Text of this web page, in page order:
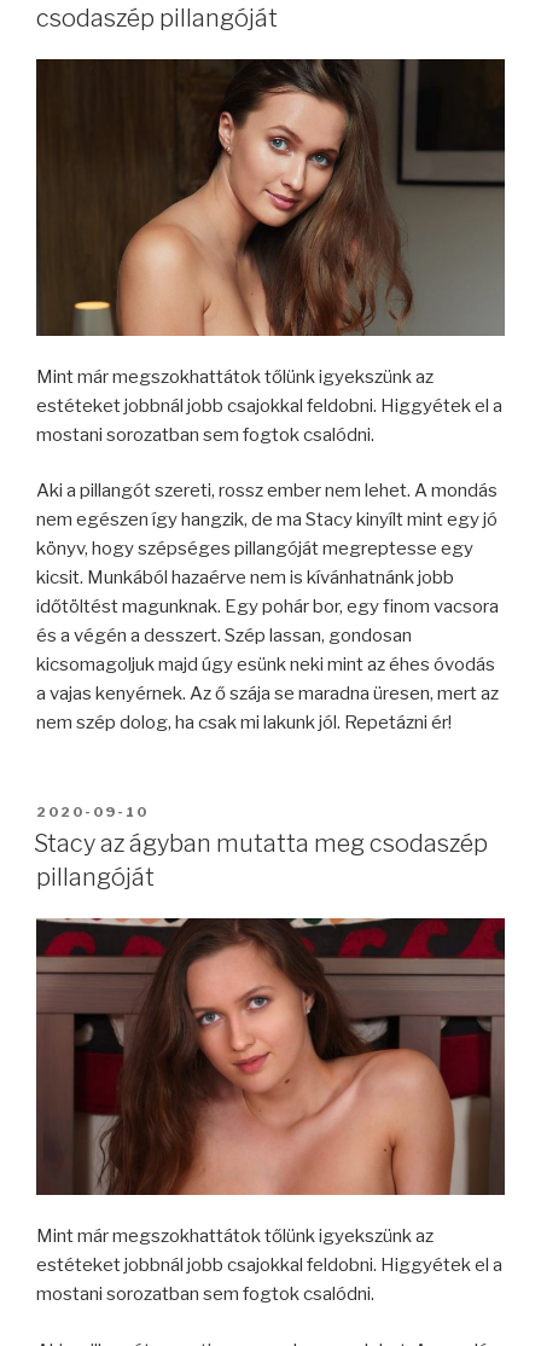
csodaszép pillangóját
Mint már megszokhattátok tőlünk igyekszünk az
estéteket jobbnál jobb csajokkal feldobni. Higgyétek el a
mostani sorozatban sem fogtok csalódni.
Aki a pillangót szereti, rossz ember nem lehet. A mondás
nem egészen így hangzik, de ma Stacy kinyílt mint egy jó
könyv, hogy szépséges pillangóját megreptesse egy
kicsit. Munkából hazaérve nem is kívánhatnánk jobb
időtöltést magunknak. Egy pohár bor, egy finom vacsora
és a végén a desszert. Szép lassan, gondosan
kicsomagoljuk majd úgy esünk neki mint az éhes óvodás
a vajas kenyérnek. Az ő szája se maradna üresen, mert az
nem szép dolog, ha csak mi lakunk jól. Repetázni ér!
BEKÜLDVE:
2020-09-10
Stacy az ágyban mutatta meg csodaszép
pillangóját
Mint már megszokhattátok tőlünk igyekszünk az
estéteket jobbnál jobb csajokkal feldobni. Higgyétek el a
mostani sorozatban sem fogtok csalódni.